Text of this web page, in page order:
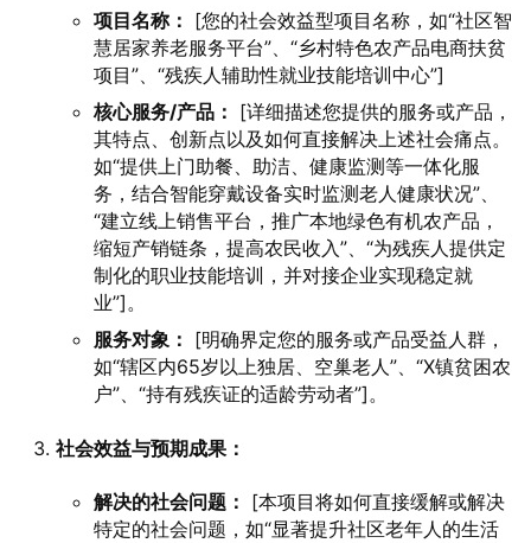
项目名称： [您的社会效益型项目名称，如“社区智
慧居家养老服务平台”、“乡村特色农产品电商扶贫
项目”、“残疾人辅助性就业技能培训中心”]
核心服务/产品： [详细描述您提供的服务或产品，
其特点、创新点以及如何直接解决上述社会痛点。
如“提供上门助餐、助洁、健康监测等一体化服
务，结合智能穿戴设备实时监测老人健康状况”、
“建立线上销售平台，推广本地绿色有机农产品，
缩短产销链条，提高农民收入”、“为残疾人提供定
制化的职业技能培训，并对接企业实现稳定就
业”]。
服务对象： [明确界定您的服务或产品受益人群，
如“辖区内65岁以上独居、空巢老人”、“X镇贫困农
户”、“持有残疾证的适龄劳动者”]。
社会效益与预期成果：
解决的社会问题： [本项目将如何直接缓解或解决
特定的社会问题，如“显著提升社区老年人的生活